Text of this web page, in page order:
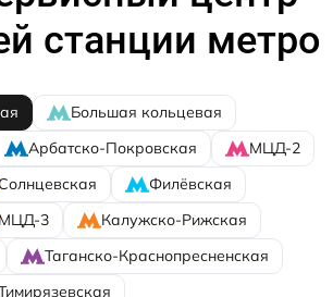
станции метро
Большая кольцевая
Арбатско-Покровская
МЦД-2
Солнцевская
Филёвская
МЦД-3
Калужско-Рижская
Таганско-Краснопресненская